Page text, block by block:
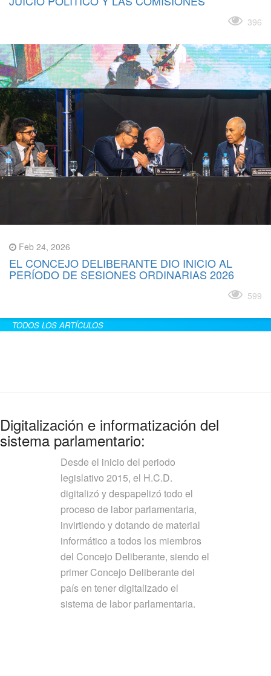
396
Feb 24, 2026
EL CONCEJO DELIBERANTE DIO INICIO AL
PERÍODO DE SESIONES ORDINARIAS 2026
599
TODOS LOS ARTÍCULOS
Digitalización e informatización del
sistema parlamentario:
Desde el inicio del periodo
legislativo 2015, el H.C.D.
digitalizó y despapelizó todo el
proceso de labor parlamentaria,
invirtiendo y dotando de material
informático a todos los miembros
del Concejo Deliberante, siendo el
primer Concejo Deliberante del
país en tener digitalizado el
sistema de labor parlamentaria.